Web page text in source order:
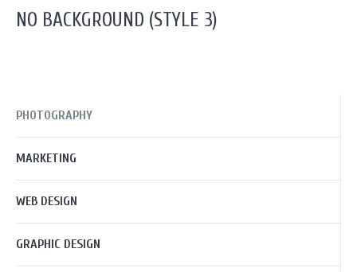
NO BACKGROUND (STYLE 3)
PHOTOGRAPHY
MARKETING
WEB DESIGN
GRAPHIC DESIGN